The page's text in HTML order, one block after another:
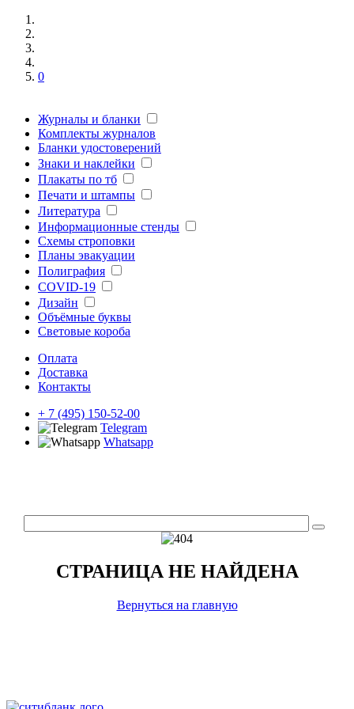
0
Журналы и бланки
Комплекты журналов
Бланки удостоверений
Знаки и наклейки
Плакаты по тб
Печати и штампы
Литература
Информационные стенды
Схемы строповки
Планы эвакуации
Полиграфия
COVID-19
Дизайн
Объёмные буквы
Световые короба
Оплата
Доставка
Контакты
+ 7 (495) 150-52-00
Telegram
Whatsapp
СТРАНИЦА НЕ НАЙДЕНА
Вернуться на главную